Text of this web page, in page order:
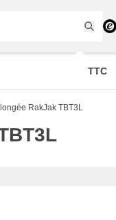
TTC
RakJak TBT3L